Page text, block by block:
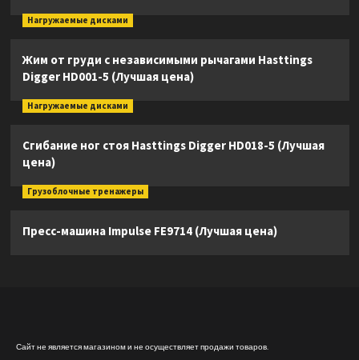
Нагружаемые дисками
Жим от груди с независимыми рычагами Hasttings
Digger HD001-5 (Лучшая цена)
Нагружаемые дисками
Сгибание ног стоя Hasttings Digger HD018-5 (Лучшая
цена)
Грузоблочные тренажеры
Пресс-машина Impulse FE9714 (Лучшая цена)
Сайт не является магазином и не осуществляет продажи товаров.